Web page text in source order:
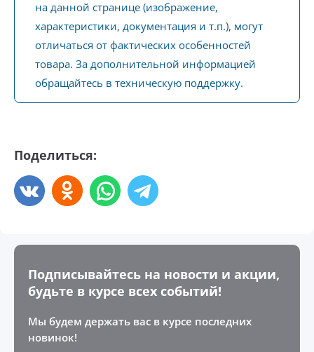
на данной странице (изображение,
характеристики, документация и т.п.), могут
отличаться от фактических особенностей
товара. За дополнительной информацией
обращайтесь в техническую поддержку.
Поделиться:
Подписывайтесь на новости и акции,
будьте в курсе всех событий!
Мы будем держать вас в курсе последних
новинок!